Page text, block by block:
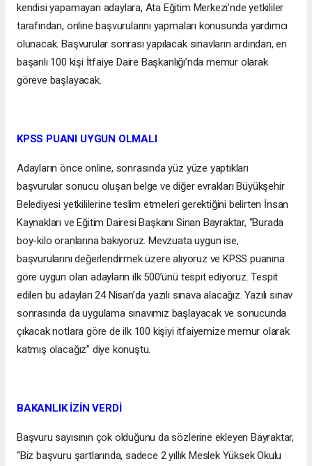
kendisi yapamayan adaylara, Ata Eğitim Merkezi’nde yetkililer
tarafından, online başvurularını yapmaları konusunda yardımcı
olunacak. Başvurular sonrası yapılacak sınavların ardından, en
başarılı 100 kişi İtfaiye Daire Başkanlığı’nda memur olarak
göreve başlayacak.
KPSS PUANI UYGUN OLMALI
Adayların önce online, sonrasında yüz yüze yaptıkları
başvurular sonucu oluşan belge ve diğer evrakları Büyükşehir
Belediyesi yetkililerine teslim etmeleri gerektiğini belirten İnsan
Kaynakları ve Eğitim Dairesi Başkanı Sinan Bayraktar, “Burada
boy-kilo oranlarına bakıyoruz. Mevzuata uygun ise,
başvurularını değerlendirmek üzere alıyoruz ve KPSS puanına
göre uygun olan adayların ilk 500’ünü tespit ediyoruz. Tespit
edilen bu adayları 24 Nisan’da yazılı sınava alacağız. Yazılı sınav
sonrasında da uygulama sınavımız başlayacak ve sonucunda
çıkacak notlara göre de ilk 100 kişiyi itfaiyemize memur olarak
katmış olacağız” diye konuştu.
BAKANLIK İZİN VERDİ
Başvuru sayısının çok olduğunu da sözlerine ekleyen Bayraktar,
“Biz başvuru şartlarında, sadece 2 yıllık Meslek Yüksek Okulu